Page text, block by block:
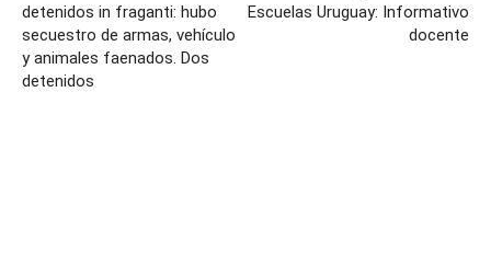
detenidos in fraganti: hubo
secuestro de armas, vehículo
y animales faenados. Dos
detenidos
Escuelas Uruguay: Informativo
docente